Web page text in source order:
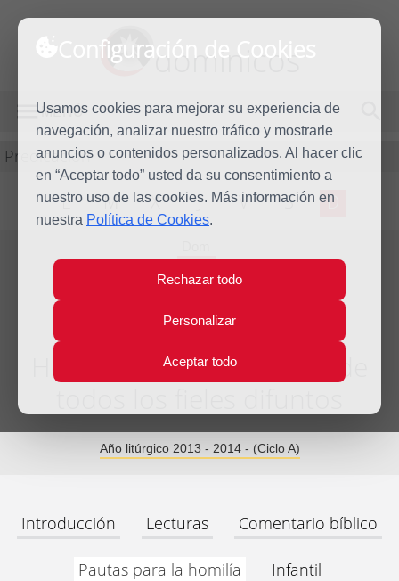
Configuración de Cookies
Usamos cookies para mejorar su experiencia de
navegación, analizar nuestro tráfico y mostrarle
anuncios o contenidos personalizados. Al hacer clic
en “Aceptar todo” usted da su consentimiento a
nuestro uso de las cookies. Más información en
nuestra Política de Cookies.
Rechazar todo
Personalizar
Aceptar todo
dominicos
MENÚ
Predicación
L M X J V S D
2
Nov
Homilía Conmemoración de
Año litúrgico 2013 - 2014 - (Ciclo A)
Introducción Lecturas Comentario bíblico
Pautas para la homilía Infantil